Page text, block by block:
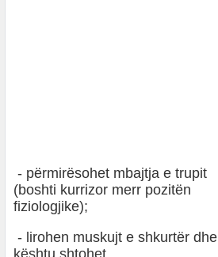
- përmirësohet mbajtja e trupit
(boshti kurrizor merr pozitën
fiziologjike);
- lirohen muskujt e shkurtër dhe
kështu shtohet